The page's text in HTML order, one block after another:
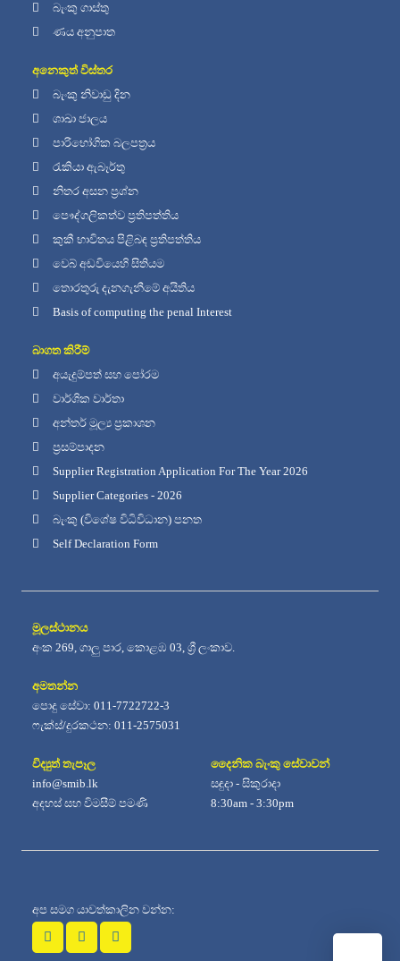
බැංකු ගාස්තු
ණය අනුපාත
අනෙකුත් විස්තර
බැංකු නිවාඩු දින
ශාඛා ජාලය
පාරිභෝගික බලපත්‍රය
රැකියා ඇබෑර්තු
නිතර අසන ප්‍රශ්න
පෞද්ගලිකත්ව ප්‍රතිපත්තිය
කුකී භාවිතය පිළිබඳ ප්‍රතිපත්තිය
වෙබ් අඩවියෙහි සිතියම
තොරතුරු දැනගැනීමේ අයිතිය
Basis of computing the penal Interest
බාගත කිරීම්
අයැදුම්පත් සහ පෝරම
වාර්ශික වාර්තා
අන්තර් මූල්‍ය ප්‍රකාශන
ප්‍රසම්පාදන
Supplier Registration Application For The Year 2026
Supplier Categories - 2026
බැංකු (විශේෂ විධිවිධාන) පනත
Self Declaration Form
මූලස්ථානය
අංක 269, ගාලු පාර, කොළඹ 03, ශ්‍රී ලංකාව.
අමතන්න
පොදු සේවා: 011-7722722-3
ෆැක්ස්/දුරකථන: 011-2575031
විද්‍යුත් තැපෑල
info@smib.lk
අදහස් සහ විමසීම් පමණි
දෛනික බැංකු සේවාවන්
සඳුදා - සිකුරාදා
8:30am - 3:30pm
අප සමග යාවත්කාලින වන්න: